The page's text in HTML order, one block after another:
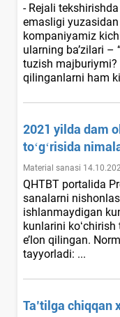
- Rejali
emasligi
kompaniyamiz
ularning ba’zilari –
tuzish
qilinganlarni ham
2021 yilda dam
toʻgʻrisida
Material sanasi
QHTBT portalida
sanalarni
ishlanmaydigan
kunlarini koʻchirish
e’lon qilingan.
tayyorladi: ...
Ta’tilga chiqqan